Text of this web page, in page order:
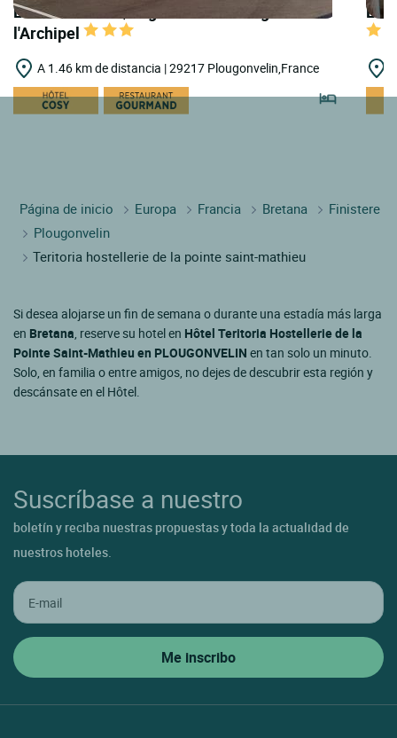
LOGIS HOTELS | Logis Hôtel du Large Rest.
l'Archipel
A 1.46 km de distancia | 29217 Plougonvelin,France
Página de inicio Europa Francia Bretana
Finistere
Plougonvelin
Teritoria hostellerie de la pointe saint-mathieu
Si desea alojarse un fin de semana o durante una estadía más larga
en Bretana, reserve su hotel en Hôtel Teritoria Hostellerie de la
Pointe Saint-Mathieu en PLOUGONVELIN en tan solo un minuto.
Solo, en familia o entre amigos, no dejes de descubrir esta región y
descánsate en el Hôtel.
Suscríbase a nuestro
boletín y reciba nuestras propuestas y toda la actualidad de
nuestros hoteles.